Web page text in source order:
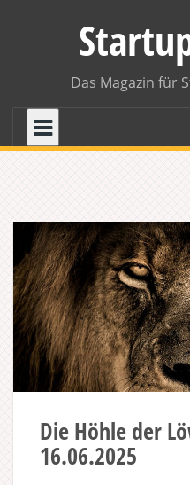
Das Magazin für
Die Höhle der
16.06.2025